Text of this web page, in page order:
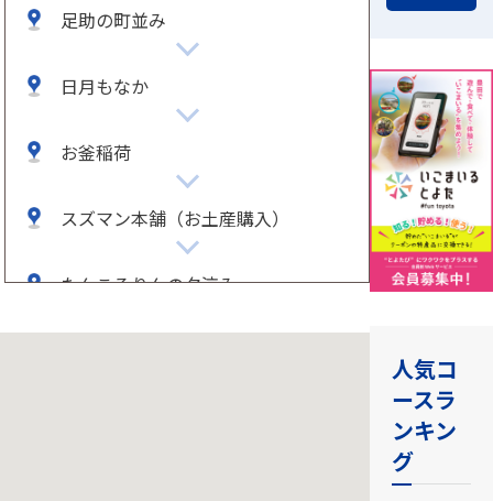
足助の町並み
日月もなか
お釜稲荷
スズマン本舗（お土産購入）
たんころりんの夕涼み
人気コ
ースラ
ンキン
グ